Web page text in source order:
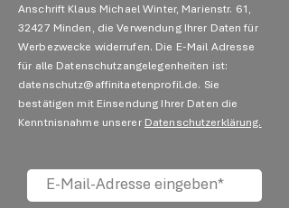
Anschrift Klaus Michael Winter, Marienstr. 61,
32427 Minden, die Verwendung Ihrer Daten für
Werbezwecke widerrufen. Die E-Mail Adresse
für alle Datenschutzangelegenheiten ist:
datenschutz@affinitaetenprofil.de. Sie
bestätigen mit Einsendung Ihrer Daten die
Kenntnisnahme unserer Datenschutzerklärung.